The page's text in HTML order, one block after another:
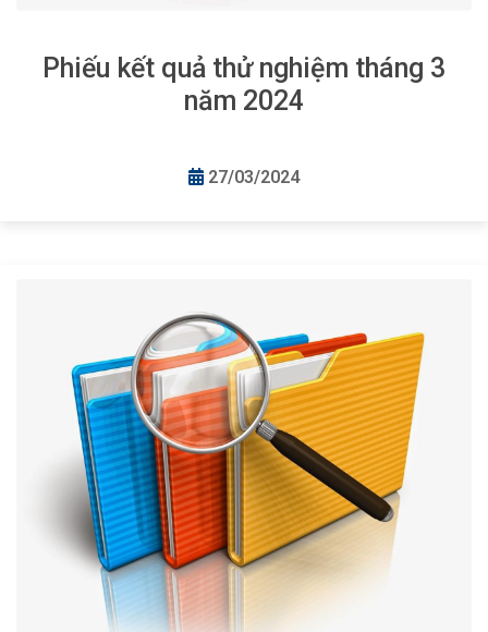
Phiếu kết quả thử nghiệm tháng 3
năm 2024
27/03/2024